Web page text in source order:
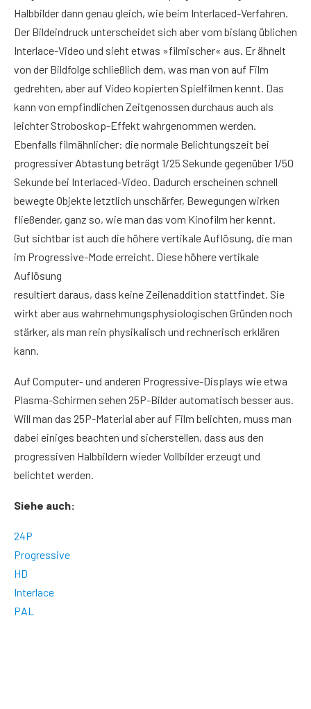
Halbbilder dann genau gleich, wie beim Interlaced-Verfahren.
Der Bildeindruck unterscheidet sich aber vom bislang üblichen
Interlace-Video und sieht etwas »filmischer« aus. Er ähnelt
von der Bildfolge schließlich dem, was man von auf Film
gedrehten, aber auf Video kopierten Spielfilmen kennt. Das
kann von empfindlichen Zeitgenossen durchaus auch als
leichter Stroboskop-Effekt wahrgenommen werden.
Ebenfalls filmähnlicher: die normale Belichtungszeit bei
progressiver Abtastung beträgt 1/25 Sekunde gegenüber 1/50
Sekunde bei Interlaced-Video. Dadurch erscheinen schnell
bewegte Objekte letztlich unschärfer, Bewegungen wirken
fließender, ganz so, wie man das vom Kinofilm her kennt.
Gut sichtbar ist auch die höhere vertikale Auflösung, die man
im Progressive-Mode erreicht. Diese höhere vertikale
Auflösung
resultiert daraus, dass keine Zeilenaddition stattfindet. Sie
wirkt aber aus wahrnehmungsphysiologischen Gründen noch
stärker, als man rein physikalisch und rechnerisch erklären
kann.
Auf Computer- und anderen Progressive-Displays wie etwa
Plasma-Schirmen sehen 25P-Bilder automatisch besser aus.
Will man das 25P-Material aber auf Film belichten, muss man
dabei einiges beachten und sicherstellen, dass aus den
progressiven Halbbildern wieder Vollbilder erzeugt und
belichtet werden.
Siehe auch:
24P
Progressive
HD
Interlace
PAL